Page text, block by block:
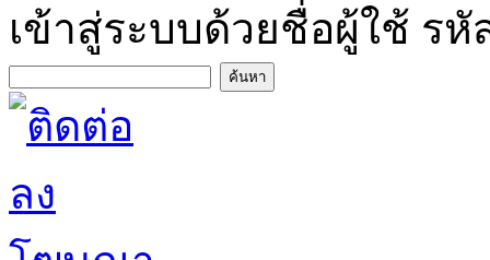
เข้าสู่ระบบด้วยชื่อผู้ใช้ รหั